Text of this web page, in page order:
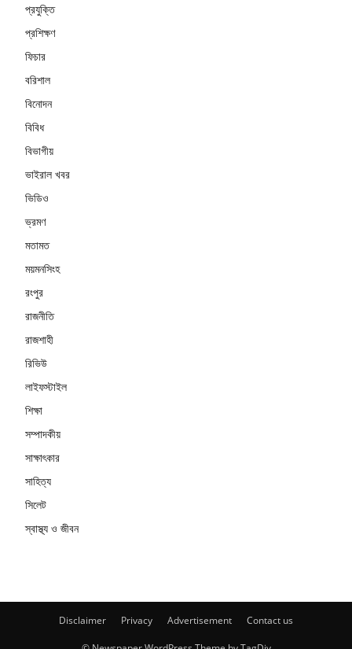
প্রযুক্তি
প্রশিক্ষণ
ফিচার
বরিশাল
বিনোদন
বিবিধ
বিভাগীয়
ভাইরাল খবর
ভিডিও
ভ্রমণ
মতামত
ময়মনসিংহ
রংপুর
রাজনীতি
রাজশাহী
রিভিউ
লাইফস্টাইল
শিক্ষা
সম্পাদকীয়
সাক্ষাৎকার
সাহিত্য
সিলেট
স্বাস্থ্য ও জীবন
Disclaimer Privacy Advertisement Contact us